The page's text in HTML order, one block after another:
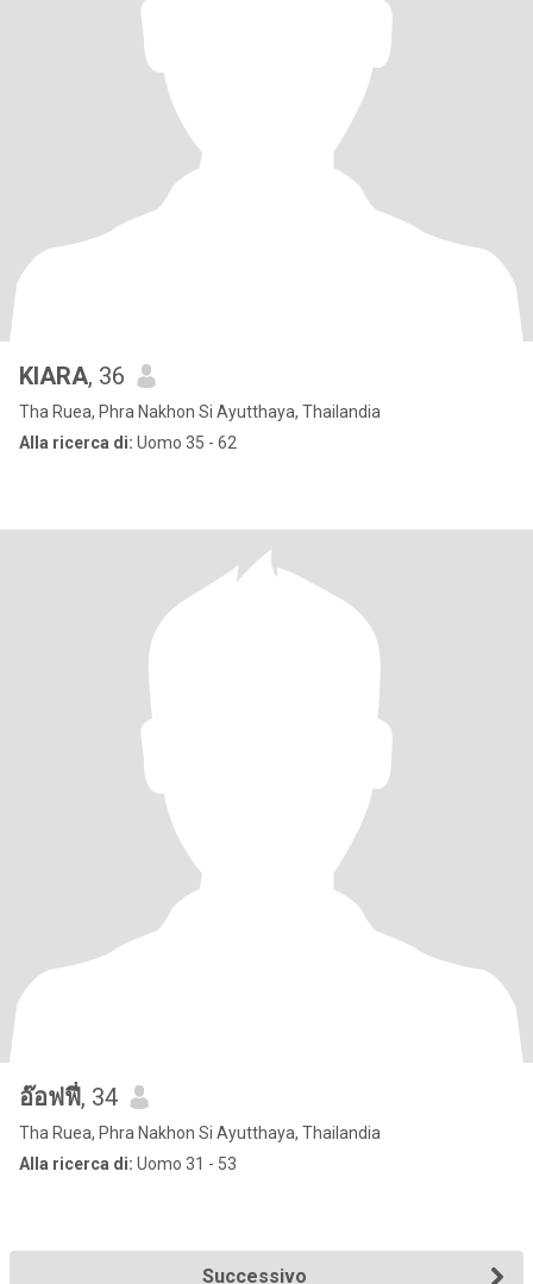
KIARA, 36
Tha Ruea, Phra Nakhon Si Ayutthaya, Thailandia
Alla ricerca di: Uomo 35 - 62
อ๊อฟฟี่, 34
Tha Ruea, Phra Nakhon Si Ayutthaya, Thailandia
Alla ricerca di: Uomo 31 - 53
Successivo